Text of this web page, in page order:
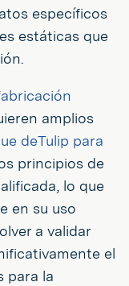
específicos
estáticas que
amplios
deTulip para
principios de
lo que
en su uso
a validar
el
para la